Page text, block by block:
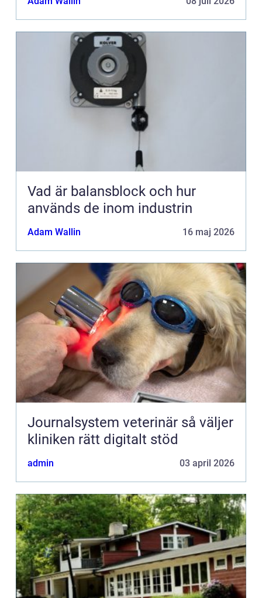
Vad är balansblock och hur
används de inom industrin
Adam Wallin 16 maj 2026
Journalsystem veterinär så väljer
kliniken rätt digitalt stöd
admin 03 april 2026